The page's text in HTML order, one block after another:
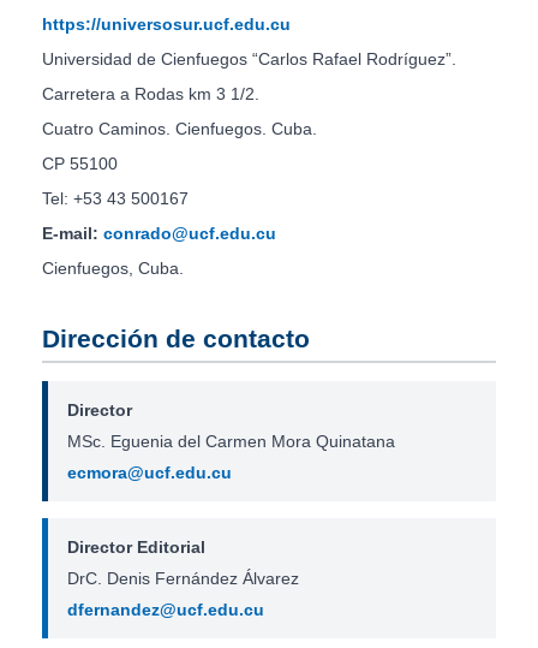
https://universosur.ucf.edu.cu
Universidad de Cienfuegos “Carlos Rafael Rodríguez”.
Carretera a Rodas km 3 1/2.
Cuatro Caminos. Cienfuegos. Cuba.
CP 55100
Tel: +53 43 500167
E-mail: conrado@ucf.edu.cu
Cienfuegos, Cuba.
Dirección de contacto
Director
MSc. Eguenia del Carmen Mora Quinatana
ecmora@ucf.edu.cu
Director Editorial
DrC. Denis Fernández Álvarez
dfernandez@ucf.edu.cu